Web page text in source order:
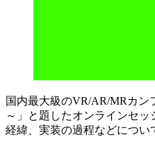
国内最大級のVR/AR/MRカン
～」と題したオンラインセ
経緯、実装の過程などについ